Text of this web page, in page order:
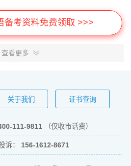
备考资料免费领取 >>>
查看更多
关于我们 证书查询
111-9811 （仅收市话费）
诉： 156-1612-8671